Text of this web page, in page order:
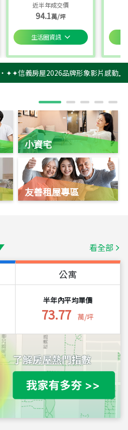
近半年成交價
94.1萬/坪
生活圈資訊
‧✦✦信義房屋2026品牌形象影片感動上
小資宅
友善租屋專區
看全部
公寓
半年內平均單價
73.77 萬/坪